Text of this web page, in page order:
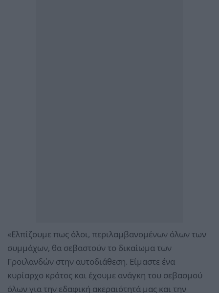
«Ελπίζουμε πως όλοι, περιλαμβανομένων όλων των
συμμάχων, θα σεβαστούν το δικαίωμα των
Γροιλανδών στην αυτοδιάθεση. Είμαστε ένα
κυρίαρχο κράτος και έχουμε ανάγκη του σεβασμού
όλων για την εδαφική ακεραιότητά μας και την